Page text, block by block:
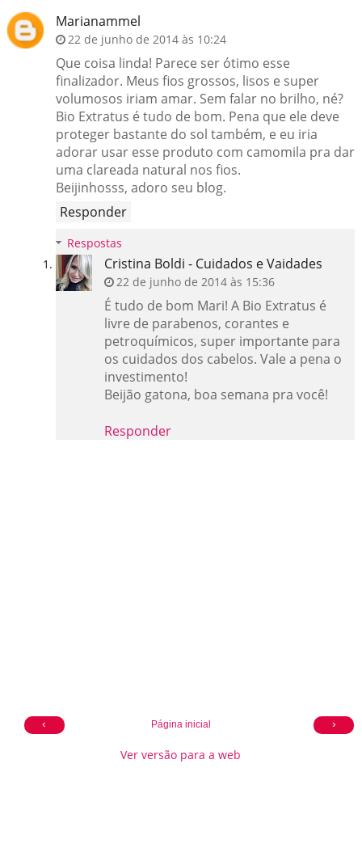
Marianammel
22 de junho de 2014 às 10:24
Que coisa linda! Parece ser ótimo esse
finalizador. Meus fios grossos, lisos e super
volumosos iriam amar. Sem falar no brilho, né?
Bio Extratus é tudo de bom. Pena que ele deve
proteger bastante do sol também, e eu iria
adorar usar esse produto com camomila pra dar
uma clareada natural nos fios.
Beijinhosss, adoro seu blog.
Responder
Respostas
Cristina Boldi - Cuidados e Vaidades
22 de junho de 2014 às 15:36
É tudo de bom Mari! A Bio Extratus é
livre de parabenos, corantes e
petroquímicos, super importante para
os cuidados dos cabelos. Vale a pena o
investimento!
Beijão gatona, boa semana pra você!
Responder
‹ ›
Página inicial
Ver versão para a web